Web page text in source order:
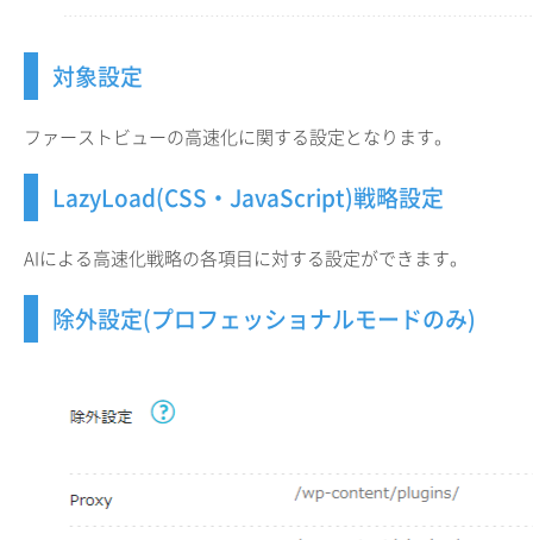
対象設定
ファーストビューの高速化に関する設定となります。
LazyLoad(CSS・JavaScript)戦略設定
AIによる高速化戦略の各項目に対する設定ができます。
除外設定(プロフェッショナルモードのみ)